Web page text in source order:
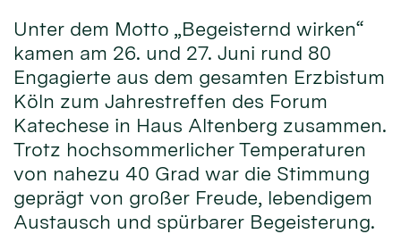
Unter dem Motto „Begeisternd wirken“
kamen am 26. und 27. Juni rund 80
Engagierte aus dem gesamten Erzbistum
Köln zum Jahrestreffen des Forum
Katechese in Haus Altenberg zusammen.
Trotz hochsommerlicher Temperaturen
von nahezu 40 Grad war die Stimmung
geprägt von großer Freude, lebendigem
Austausch und spürbarer Begeisterung.